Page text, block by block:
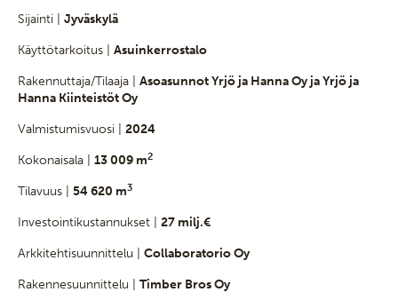
Sijainti | Jyväskylä
Käyttötarkoitus | Asuinkerrostalo
Rakennuttaja/Tilaaja | Asoasunnot Yrjö ja Hanna Oy ja Yrjö ja
Hanna Kiinteistöt Oy
Valmistumisvuosi | 2024
Kokonaisala | 13 009 m2
Tilavuus | 54 620 m3
Investointikustannukset | 27 milj.€
Arkkitehtisuunnittelu | Collaboratorio Oy
Rakennesuunnittelu | Timber Bros Oy